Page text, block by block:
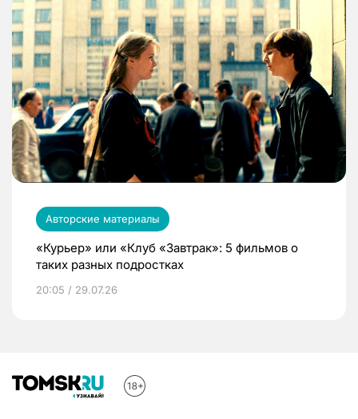
Авторские материалы
«Курьер» или «Клуб «Завтрак»: 5 фильмов о
таких разных подростках
20:05 / 29.07.26